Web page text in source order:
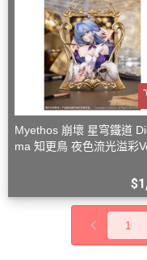
Myethos 崩壞 星穹鐵道
ma 知更鳥 夜色流光溢彩